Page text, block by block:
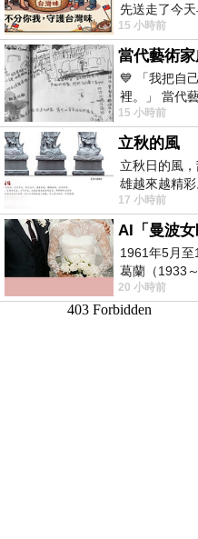
先送走了今
以為展場已經
15 小時前
💙 「我把自
裡。」 當代
抽象韻味的新
15 小時前
立秋的風
立秋日的風
雄越來越精
天的風刮得很
17 小時前
1961年5月至
葛蘭（1933
2004）乘郵
20 小時前